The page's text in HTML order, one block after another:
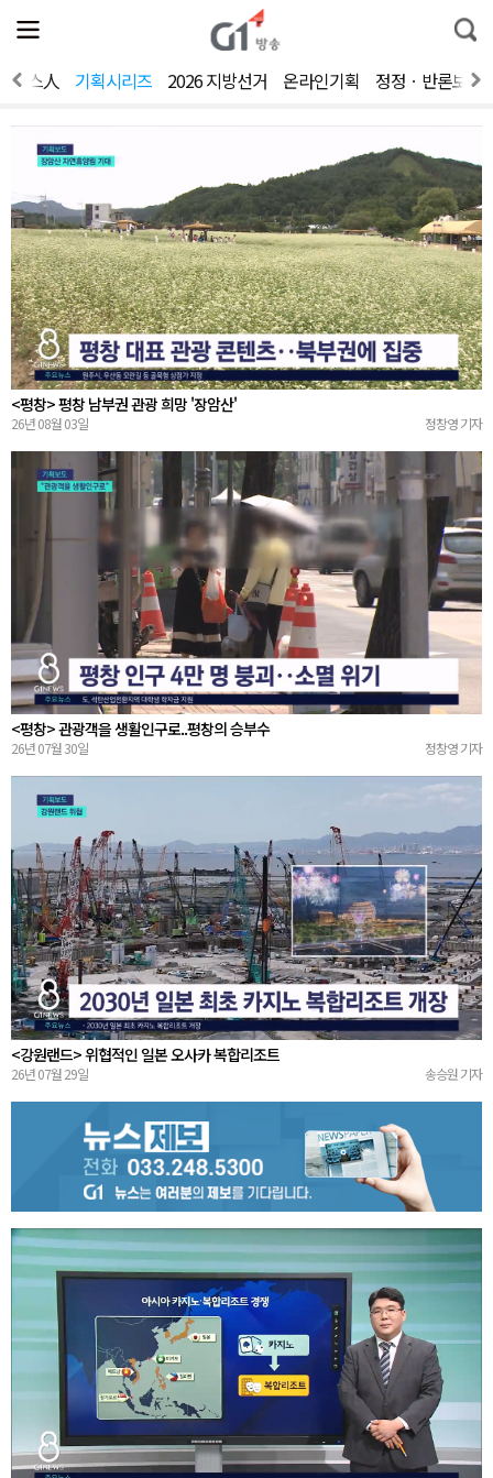
전
체
뉴
열
통
합
색
뉴스人 기획시리즈 2026 지방선거 온라인기획 정정ㆍ반론보도
<평창> 평창 남부권 관광 희망 '장암산'
26년 08월 03일 정창영 기자
<평창> 관광객을 생활인구로..평창의 승부수
26년 07월 30일 정창영 기자
<강원랜드> 위협적인 일본 오사카 복합리조트
26년 07월 29일 송승원 기자